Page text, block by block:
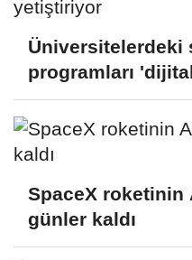
Üniversitelerdeki
programları 'dijital
SpaceX roketinin
günler kaldı